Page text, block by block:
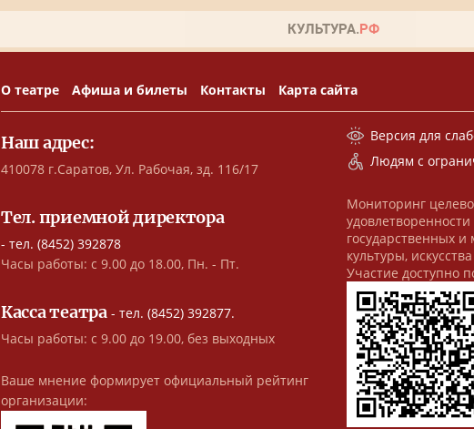
О театре Афиша и билеты Контакты Карта сайта
Наш адрес:
410078 г.Саратов, Ул. Рабочая, зд. 116/17
Тел. приемной директора
- тел. (8452) 392878
Часы работы: с 9.00 до 18.00, Пн. - Пт.
Касса театра- тел. (8452) 392877.
Часы работы: с 9.00 до 19.00, без выходных
Ваше мнение формирует официальный рейтинг
организации:
Версия для
Людям с
Мониторинг
государственных
культуры,
Участие доступно